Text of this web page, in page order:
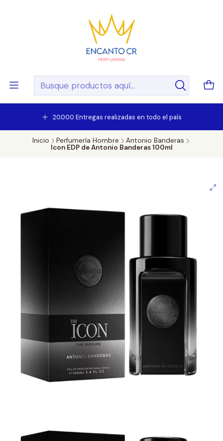
20.000 Entregas realizadas en todo el país
Inicio Perfumería Hombre
Antonio Banderas
Icon EDP de Antonio Banderas 100ml